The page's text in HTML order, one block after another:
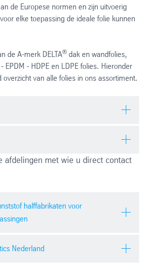
de Europese normen en zijn uitvoerig
elke toepassing de ideale folie kunnen
de A-merk DELTA® dak en wandfolies,
- EPDM - HDPE en LDPE folies. Hieronder
van alle folies in ons assortiment.
Dak en Wandfolie
afdelingen met wie u direct contact
halffabrikaten voor
Nederland